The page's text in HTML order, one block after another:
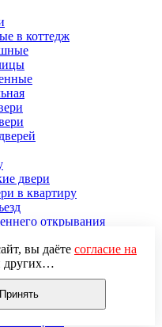
в коттедж
двери
в квартиру
открывания
напылением
вы даёте согласие на
IP-адрес, сведения о
сайте и т. п.)
Принять